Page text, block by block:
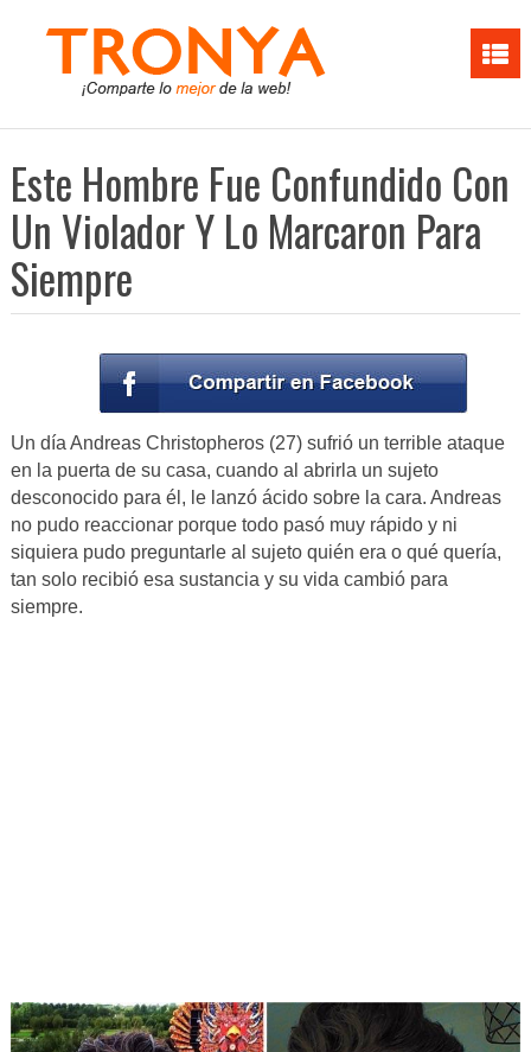
Este Hombre Fue Confundido Con
Un Violador Y Lo Marcaron Para
Siempre
Un día Andreas Christopheros (27) sufrió un terrible ataque
en la puerta de su casa, cuando al abrirla un sujeto
desconocido para él, le lanzó ácido sobre la cara. Andreas
no pudo reaccionar porque todo pasó muy rápido y ni
siquiera pudo preguntarle al sujeto quién era o qué quería,
tan solo recibió esa sustancia y su vida cambió para
siempre.